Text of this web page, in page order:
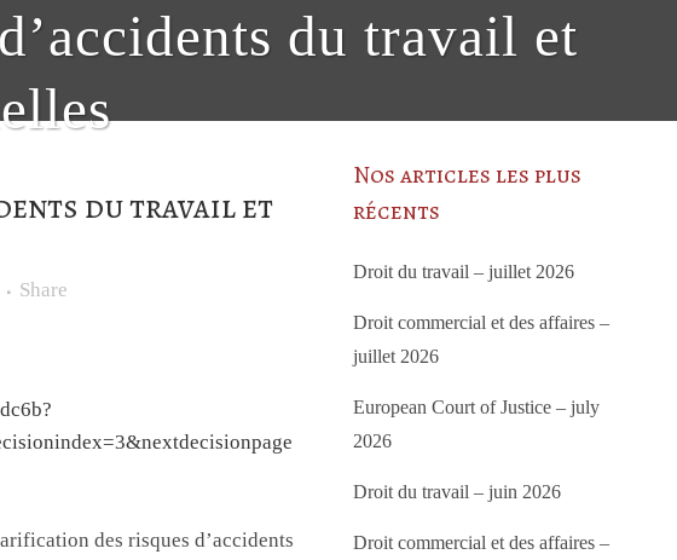
du travail et
du travail et
Share
des risques d’accidents
Nos articles les plus
récents
Droit du travail – juillet 2026
Droit commercial et des affaires –
juillet 2026
European Court of Justice – july
2026
Droit du travail – juin 2026
Droit commercial et des affaires –